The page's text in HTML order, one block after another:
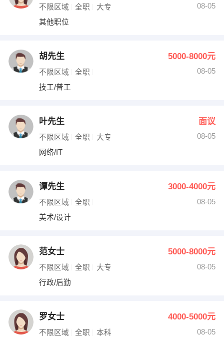
不限区域 全职 大专
08-05
其他职位
胡先生 5000-8000元
不限区域 全职
08-05
技工/普工
叶先生 面议
不限区域 全职 大专
08-05
网络/IT
谭先生 3000-4000元
不限区域 全职
08-05
美术/设计
范女士 5000-8000元
不限区域 全职 大专
08-05
行政/后勤
罗女士 4000-5000元
不限区域 全职 本科
08-05